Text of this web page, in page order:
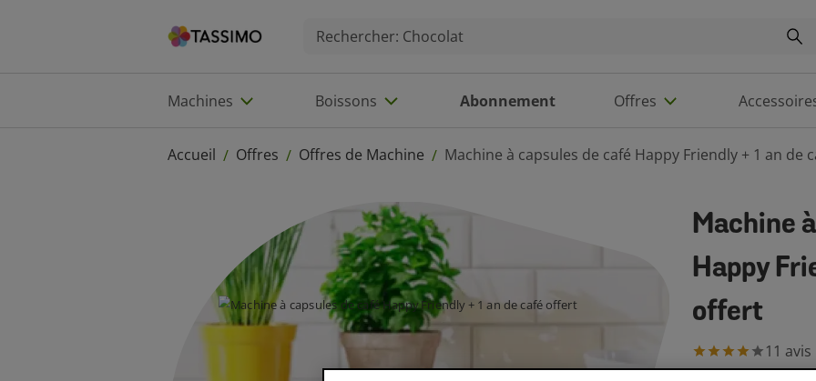
Machines Boissons Abonnement Offres
Accueil / Offres / Offres de Machine / Machine à capsules de café Happy Friendly + 1 an de
Machine
Happy
offert
11 avis